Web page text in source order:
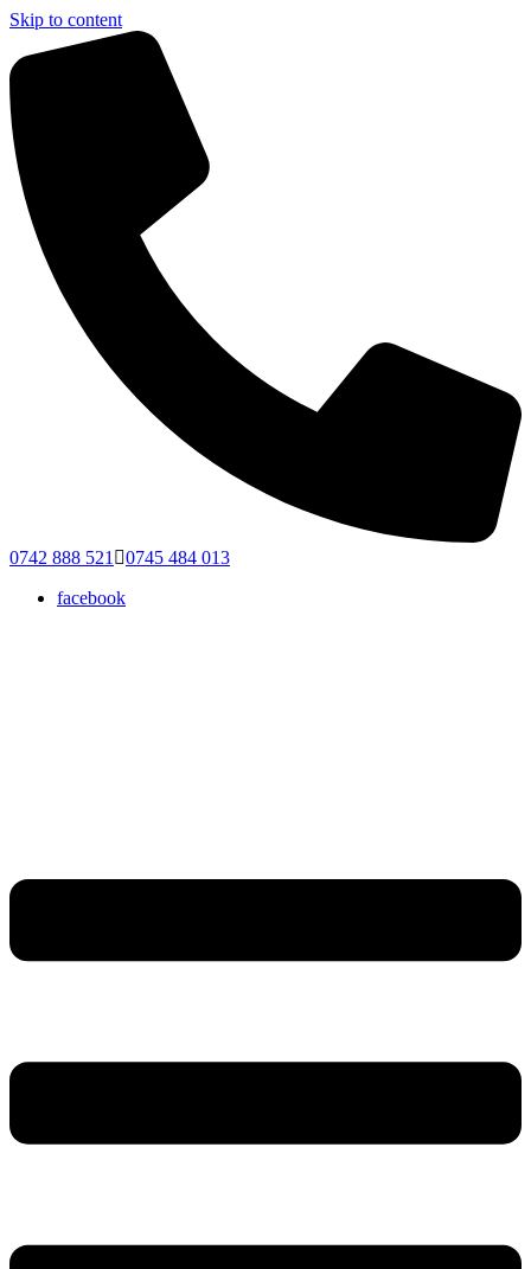
Skip to content
0742 888 521
0745 484 013
facebook